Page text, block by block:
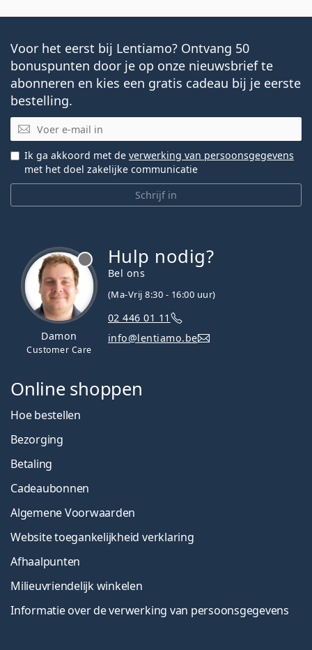
Voor het eerst bij Lentiamo? Ontvang 50
bonuspunten door je op onze nieuwsbrief te
abonneren en kies een gratis cadeau bij je eerste
bestelling.
E-mail
Schrijf in
Ik ga akkoord met de verwerking van persoonsgegevens
met het doel zakelijke communicatie
Damon
Customer Care
Hulp nodig?
Bel ons
(Ma-Vrij 8:30 - 16:00 uur)
02 446 01 11
info@lentiamo.be
Online shoppen
Hoe bestellen
Bezorging
Betaling
Cadeaubonnen
Algemene Voorwaarden
Website toegankelijkheid verklaring
Afhaalpunten
Milieuvriendelijk winkelen
Informatie over de verwerking van persoonsgegevens